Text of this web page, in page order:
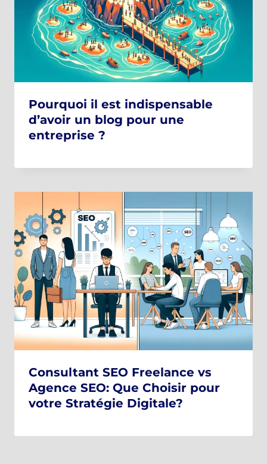
Pourquoi il est indispensable
d’avoir un blog pour une
entreprise ?
Consultant SEO Freelance vs
Agence SEO: Que Choisir pour
votre Stratégie Digitale?